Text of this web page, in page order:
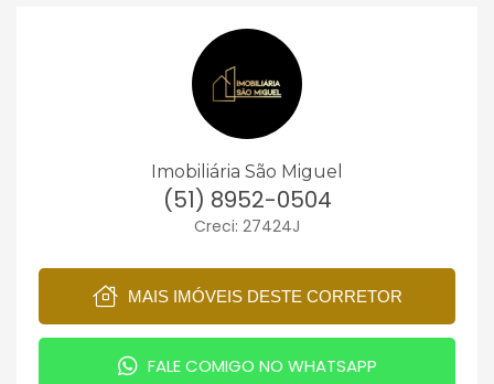
Imobiliária São Miguel
(51) 8952-0504
Creci: 27424J
MAIS IMÓVEIS DESTE CORRETOR
FALE COMIGO NO WHATSAPP